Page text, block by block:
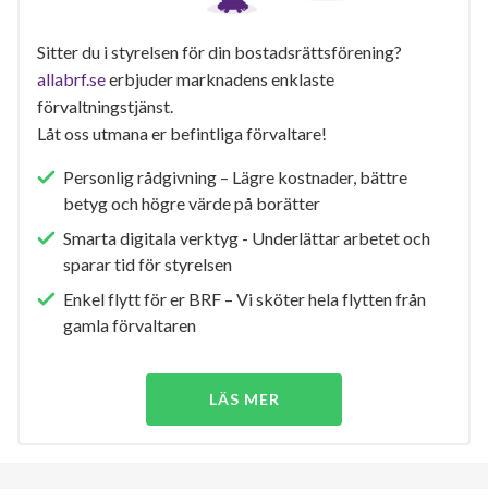
Sitter du i styrelsen för din bostadsrättsförening?
allabrf.seerbjuder marknadens enklaste
förvaltningstjänst.
Låt oss utmana er befintliga förvaltare!
Personlig rådgivning – Lägre kostnader, bättre
betyg och högre värde på borätter
Smarta digitala verktyg - Underlättar arbetet och
sparar tid för styrelsen
Enkel flytt för er BRF – Vi sköter hela flytten från
gamla förvaltaren
LÄS MER